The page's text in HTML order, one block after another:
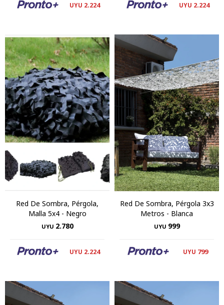
UYU 2.224 UYU 2.224
Red De Sombra, Pérgola,
Malla 5x4 - Negro
UYU 2.780
UYU 2.224
Red De Sombra, Pérgola 3x3
Metros - Blanca
UYU 999
UYU 799